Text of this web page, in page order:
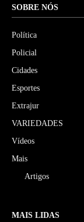
SOBRE NÓS
Política
Policial
Cidades
Esportes
Extrajur
VARIEDADES
Vídeos
Mais
Artigos
MAIS LIDAS